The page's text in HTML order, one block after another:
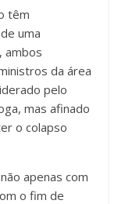
têm
uma
ambos
da área
pelo
mas afinado
o colapso
apenas com
o fim de